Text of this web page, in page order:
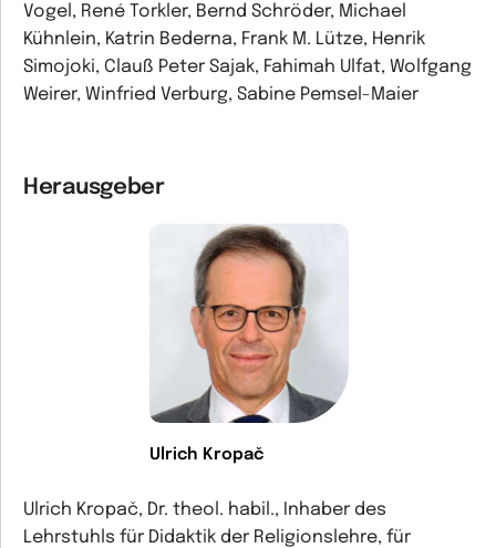
Vogel, René Torkler, Bernd Schröder, Michael
Kühnlein, Katrin Bederna, Frank M. Lütze, Henrik
Simojoki, Clauß Peter Sajak, Fahimah Ulfat, Wolfgang
Weirer, Winfried Verburg, Sabine Pemsel-Maier
Herausgeber
Ulrich Kropač
Ulrich Kropač, Dr. theol. habil., Inhaber des
Lehrstuhls für Didaktik der Religionslehre, für